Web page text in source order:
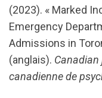
(2023). « Marked
Emergency
Admissions in
(anglais).
canadienne de